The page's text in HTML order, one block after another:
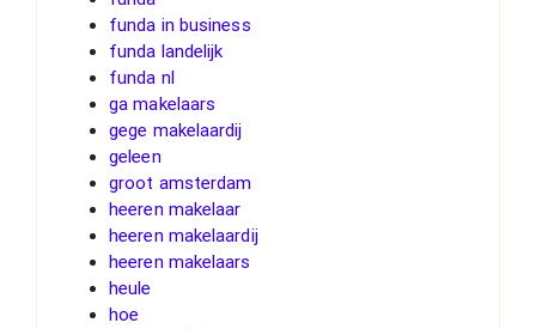
funda in business
funda landelijk
funda nl
ga makelaars
gege makelaardij
geleen
groot amsterdam
heeren makelaar
heeren makelaardij
heeren makelaars
heule
hoe